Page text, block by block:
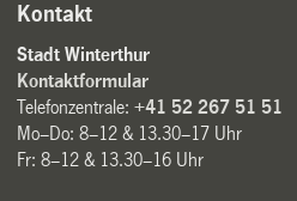
Kontakt
Stadt Winterthur
Kontaktformular
Telefonzentrale:+41 52 267 51 51
Mo–Do: 8–12 & 13.30–17 Uhr
Fr: 8–12 & 13.30–16 Uhr